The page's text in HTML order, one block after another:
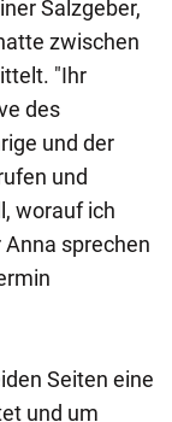
Salzgeber,
zwischen
"Ihr
des
und der
und
worauf ich
sprechen
Seiten eine
und um